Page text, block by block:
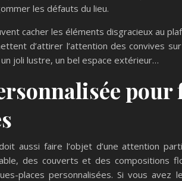
les défauts du lieu.
cacher les éléments disgracieux au
d’attirer l’attention des convives
joli lustre, un bel espace extérieur…
aussi faire l’objet d’une attention
des couverts et des compositions
places personnalisées. Si vous